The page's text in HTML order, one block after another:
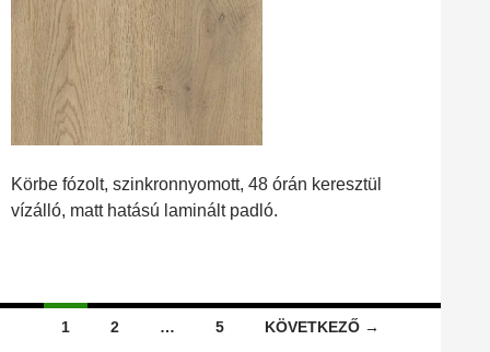
Körbe fózolt, szinkronnyomott, 48 órán keresztül
vízálló, matt hatású laminált padló.
Bejegyzések
1 2 … 5 KÖVETKEZŐ →